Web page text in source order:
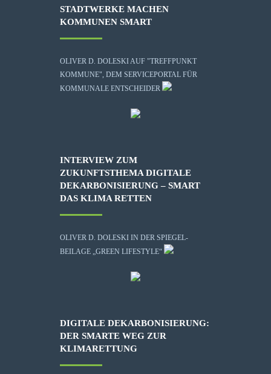
STADTWERKE MACHEN
KOMMUNEN SMART
OLIVER D. DOLESKI AUF "TREFFPUNKT
KOMMUNE", DEM SERVICEPORTAL FÜR
KOMMUNALE ENTSCHEIDER
INTERVIEW ZUM
ZUKUNFTSTHEMA DIGITALE
DEKARBONISIERUNG – SMART
DAS KLIMA RETTEN
OLIVER D. DOLESKI IN DER SPIEGEL-
BEILAGE „GREEN LIFESTYLE“
DIGITALE DEKARBONISIERUNG:
DER SMARTE WEG ZUR
KLIMARETTUNG